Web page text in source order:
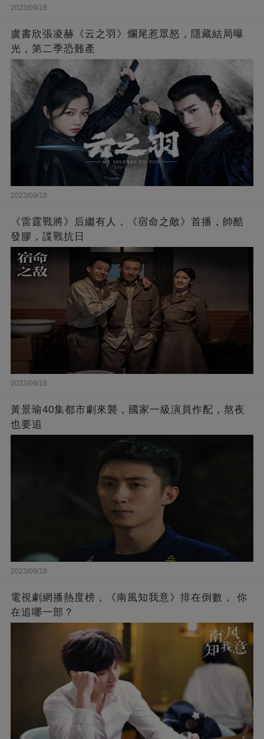
2023/09/18
虞書欣張凌赫《云之羽》爛尾惹眾怒，隱藏結局曝
光，第二季恐難產
2023/09/18
《雷霆戰將》后繼有人，《宿命之敵》首播，帥酷
發膠，諜戰抗日
2023/09/18
黃景瑜40集都市劇來襲，國家一級演員作配，熬夜
也要追
2023/09/18
電視劇網播熱度榜，《南風知我意》排在倒數， 你
在追哪一部？